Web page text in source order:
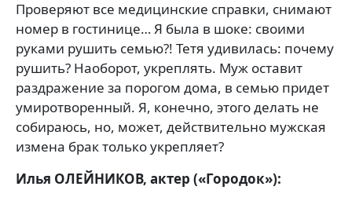
Проверяют все медицинские справки, снимают
номер в гостинице… Я была в шоке: своими
руками рушить семью?! Тетя удивилась: почему
рушить? Наоборот, укреплять. Муж оставит
раздражение за порогом дома, в семью придет
умиротворенный. Я, конечно, этого делать не
собираюсь, но, может, действительно мужская
измена брак только укрепляет?
Илья ОЛЕЙНИКОВ, актер («Городок»):